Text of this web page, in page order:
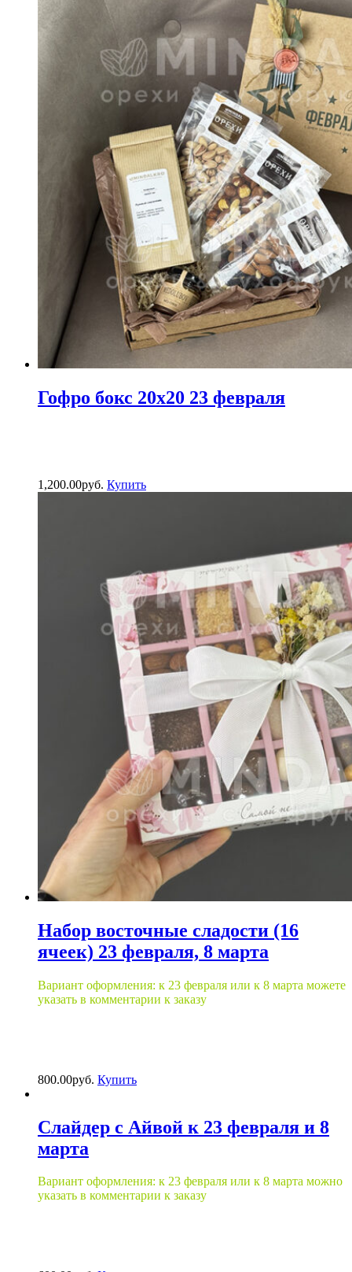
Гофро бокс 20х20 23 февраля
1,200.00руб. Купить
Набор восточные сладости (16
ячеек) 23 февраля, 8 марта
Вариант оформления: к 23 февраля или к 8 марта можете
указать в комментарии к заказу
800.00руб. Купить
Слайдер с Айвой к 23 февраля и 8
марта
Вариант оформления: к 23 февраля или к 8 марта можно
указать в комментарии к заказу